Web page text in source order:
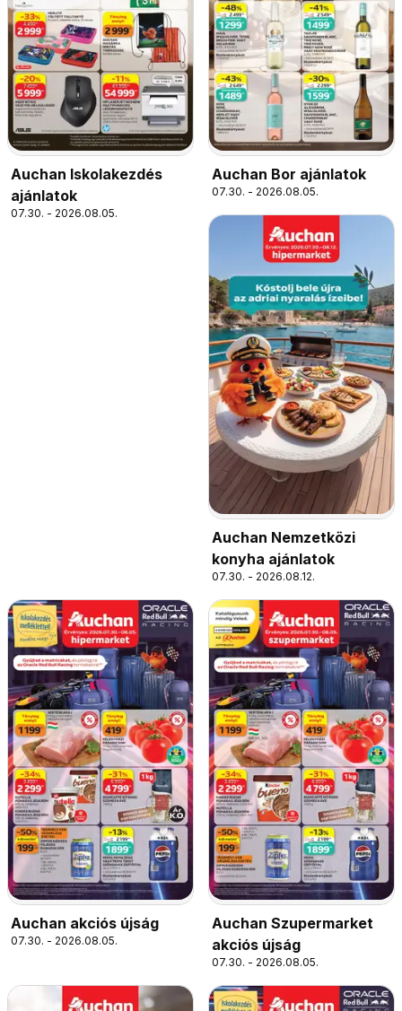
Auchan Iskolakezdés
ajánlatok
07.30. - 2026.08.05.
Auchan Bor ajánlatok
07.30. - 2026.08.05.
Auchan Nemzetközi
konyha ajánlatok
07.30. - 2026.08.12.
Auchan akciós újság
07.30. - 2026.08.05.
Auchan Szupermarket
akciós újság
07.30. - 2026.08.05.